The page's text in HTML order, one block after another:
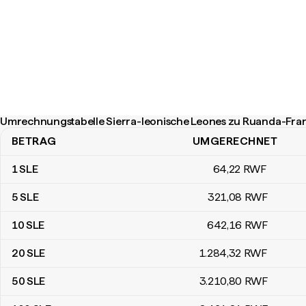
Umrechnungstabelle Sierra-leonische Leones zu Ruanda-
Umrechnungstabelle Sierra-leonische Leones zu Ruanda-Francs
BETRAG UMGERECHNET
1SLE 64,22 RWF
5SLE 321,08 RWF
10SLE 642,16 RWF
20SLE 1.284,32 RWF
50SLE 3.210,80 RWF